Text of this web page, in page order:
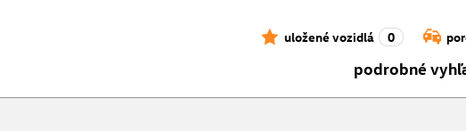
uložené vozidlá 0
podrobné